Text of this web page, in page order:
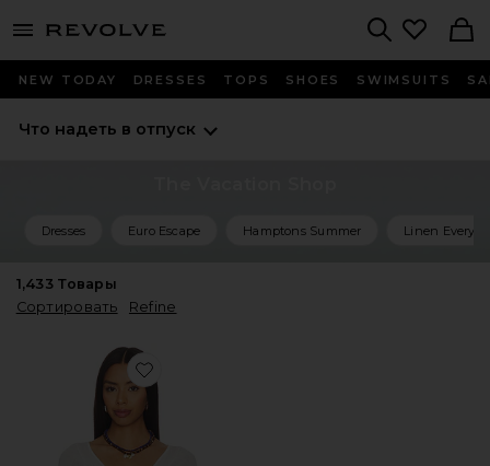
menu - shows more content
NEW TODAY DRESSES TOPS SHOES SWIMSUITS
Что надеть в отпуск
Dresses Euro Escape Hamptons Summer Linen
1,433 Товары
Сортировать
Refine
Favorite ТОП RIANNE